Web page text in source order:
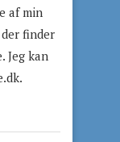
af min
finder
Jeg kan